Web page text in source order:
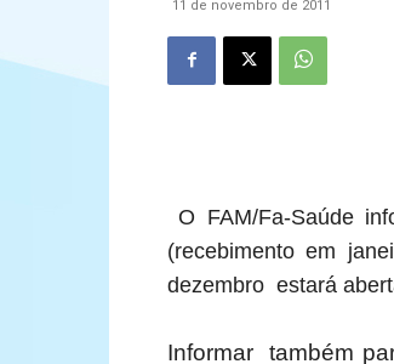
11 de novembro de 2011
O FAM/Fa-Saúde
(recebimento em
dezembro estará
Informar também